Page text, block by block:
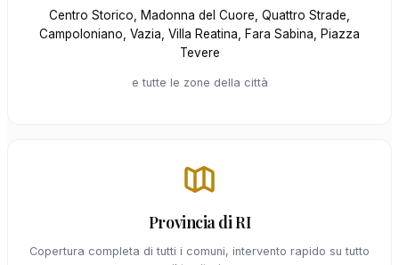
Centro Storico, Madonna del Cuore, Quattro Strade,
Campoloniano, Vazia, Villa Reatina, Fara Sabina, Piazza
Tevere
e tutte le zone della città
Provincia di RI
Copertura completa di tutti i comuni, intervento rapido su tutto